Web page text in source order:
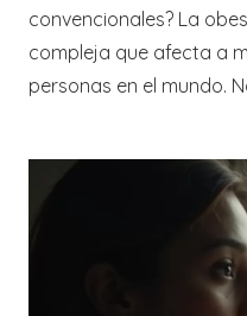
convencionales? La
compleja que afecta a
personas en el mundo.